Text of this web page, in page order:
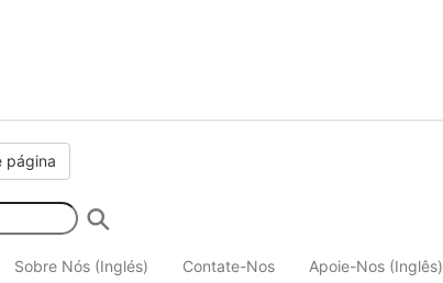
página
Sobre Nós (Inglés) Contate-Nos Apoie-Nos (Inglês)